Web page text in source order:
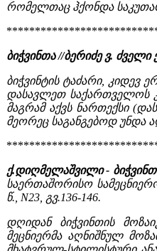
რომელთაც ჰქონდა
ბიჭვინთა //ბერიძე ვ.
ბიჭვინტის ტაძარი, კიდევ
დასავლეთ საქართველოს
მაგრამ აქვს ნართექსი
მეორეც საგანგებოდ უნდა
ქ.დიღმელაშვილი -
საერთაშორისო
წ., N23, გვ.136-146.
დღიდან ბიჭვინთის
მეცნიერმა აღნიშნულ